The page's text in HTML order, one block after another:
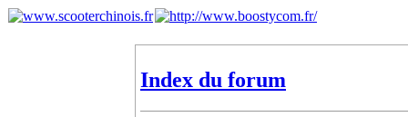
Index du forum